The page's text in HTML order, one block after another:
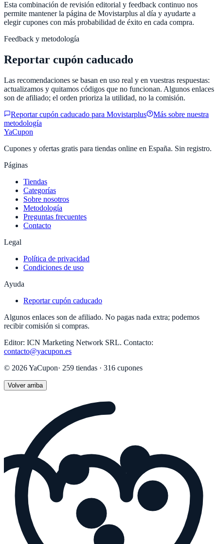
Esta combinación de revisión editorial y feedback continuo nos
permite mantener la página de Movistarplus al día y ayudarte a
elegir cupones con más probabilidad de éxito en cada compra.
Feedback y metodología
Reportar cupón caducado
Las recomendaciones se basan en uso real y en vuestras respuestas:
actualizamos y quitamos códigos que no funcionan. Algunos enlaces
son de afiliado; el orden prioriza la utilidad, no la comisión.
Reportar cupón caducado para Movistarplus
Más sobre nuestra
metodología
YaCupon
Cupones y ofertas gratis para tiendas online en España. Sin registro.
Páginas
Tiendas
Categorías
Sobre nosotros
Metodología
Preguntas frecuentes
Contacto
Legal
Política de privacidad
Condiciones de uso
Ayuda
Reportar cupón caducado
Algunos enlaces son de afiliado. No pagas nada extra; podemos
recibir comisión si compras.
Editor: ICN Marketing Network SRL. Contacto:
contacto@yacupon.es
© 2026YaCupon· 259 tiendas · 316 cupones
Volver arriba